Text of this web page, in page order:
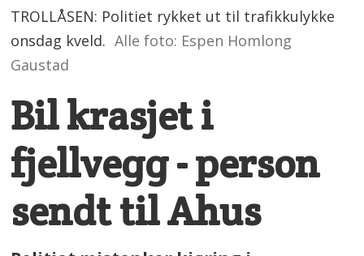
TROLLÅSEN: Politiet rykket ut til trafikkulykke
onsdag kveld. Alle foto: Espen Homlong
Gaustad
Bil krasjet i
fjellvegg - person
sendt til Ahus